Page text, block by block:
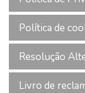
Política de
Resolução
Livro de